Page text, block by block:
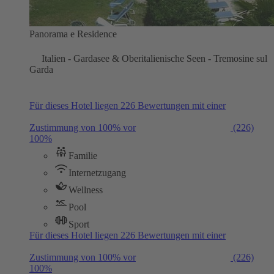
Panorama e Residence
Italien - Gardasee & Oberitalienische Seen - Tremosine sul
Garda
Für dieses Hotel liegen 226 Bewertungen mit einer
Zustimmung von 100% vor
(226)
100%
Familie
Internetzugang
Wellness
Pool
Sport
Für dieses Hotel liegen 226 Bewertungen mit einer
Zustimmung von 100% vor
(226)
100%